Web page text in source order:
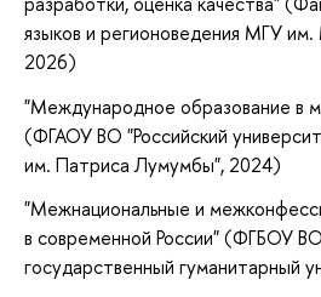
языков и регионоведения МГУ
2026)
"Международное образование в
(ФГАОУ ВО "Российский
им. Патриса Лумумбы", 2024)
"Межнациональные и
в современной России" (ФГБОУ ВО
государственный гуманитарный